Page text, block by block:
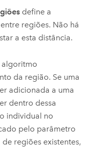
define a
regiões. Não há
a esta distância.
algoritmo
da região. Se uma
adicionada a uma
dentro dessa
individual no
pelo parâmetro
regiões existentes,